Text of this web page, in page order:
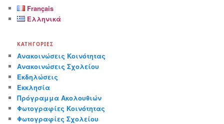
Français
Ελληνικά
ΚΑΤΗΓΟΡΊΕΣ
Ανακοινώσεις Κοινότητας
Ανακοινώσεις Σχολείου
Εκδηλώσεις
Εκκλησία
Πρόγραμμα Ακολουθιών
Φωτογραφίες Κοινότητας
Φωτογραφίες Σχολείου